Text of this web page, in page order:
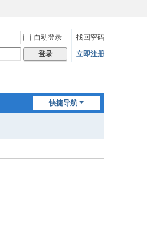
自动登录
找回密码
登录 立即注册
快捷导航